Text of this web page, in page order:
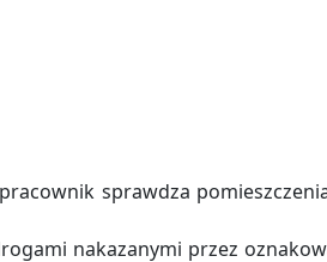
sprawdza
nakazanymi przez